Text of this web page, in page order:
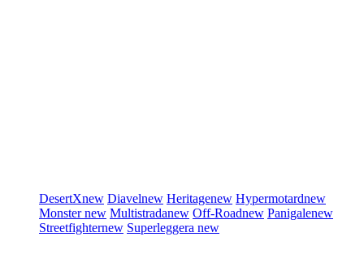
DesertXnew Diavelnew Heritagenew Hypermotardnew
Monsternew Multistradanew Off-Roadnew Panigalenew
Streetfighternew Superleggera new